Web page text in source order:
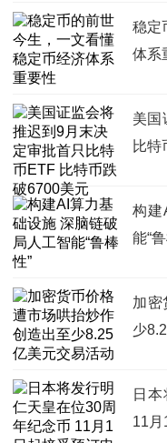
稳定
体系
美国
比特
构建
能“
加密
少
日
11月